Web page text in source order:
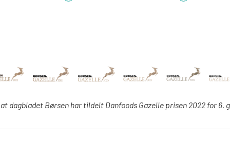
dagbladet Børsen har tildelt Danfoods Gazelle prisen 2022 for 6.